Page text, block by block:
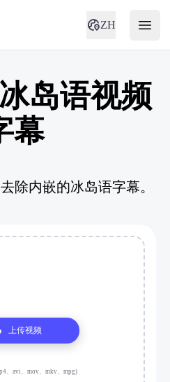
ZH
岛语视频
幕
除内嵌的冰岛语字幕。
上传视频
、avi、mov、mkv、mpg)